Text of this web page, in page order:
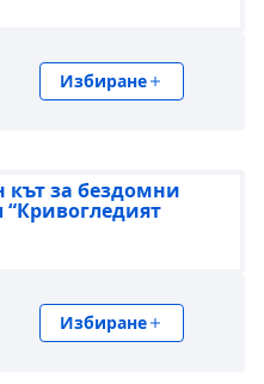
Избиране
кът за бездомни
“Кривогледият
Избиране